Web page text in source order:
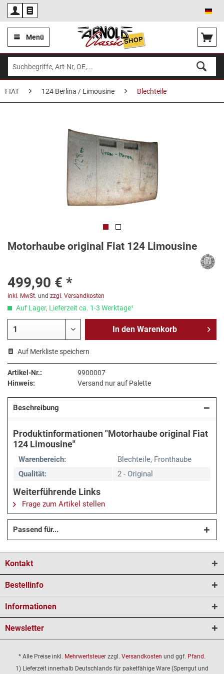
Menü
FIAT 124 Berlina / Limousine Blechteile
Motorhaube original Fiat 124 Limousine
499,90 € *
inkl. MwSt. und zzgl. Versandkosten
Auf Lager, Lieferzeit ca. 1-3 Werktage¹
In den Warenkorb
Auf Merkliste speichern
Artikel-Nr.:
9900007
Hinweis:
Versand nur auf Palette
Beschreibung
Produktinformationen "Motorhaube original Fiat
124 Limousine"
Warenbereich:
Blechteile, Fronthaube
Qualität:
2 - Original
Weiterführende Links
Frage zum Artikel stellen
Passend für...
Kontakt
Bestellinfo
Informationen
Newsletter
* Alle Preise inkl. Mehrwertsteuer zzgl. Versandkosten und ggf. Pfand.
1) Lieferzeit innerhalb Deutschlands für paketfähige Ware (Sperrgut und